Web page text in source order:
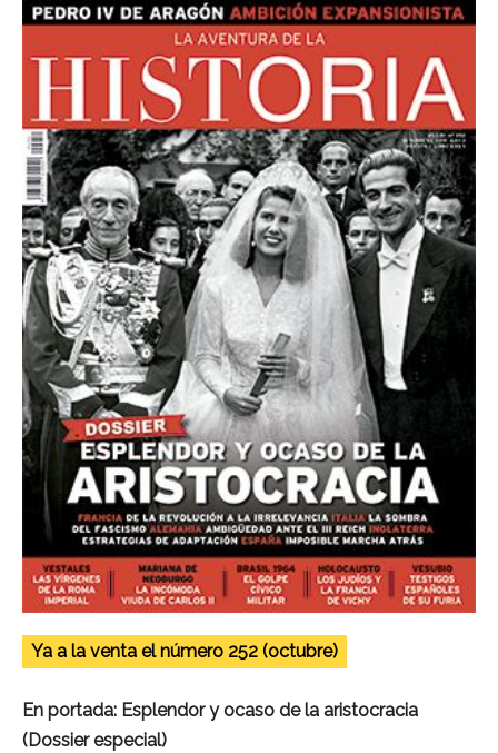
Ya a la venta el número 252 (octubre)
En portada: Esplendor y ocaso de la aristocracia
(Dossier especial)